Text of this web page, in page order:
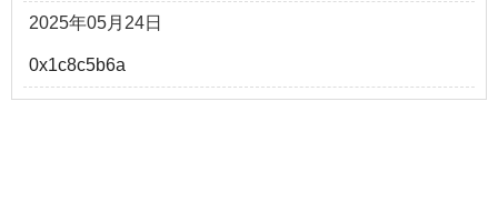
2025年05月24日
0x1c8c5b6a